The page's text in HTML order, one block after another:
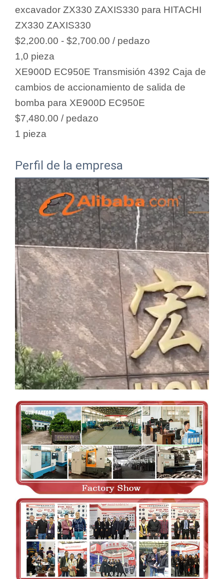
excavador ZX330 ZAXIS330 para HITACHI
ZX330 ZAXIS330
$2,200.00 - $2,700.00 / pedazo
1,0 pieza
XE900D EC950E Transmisión 4392 Caja de
cambios de accionamiento de salida de
bomba para XE900D EC950E
$7,480.00 / pedazo
1 pieza
Perfil de la empresa
00:00